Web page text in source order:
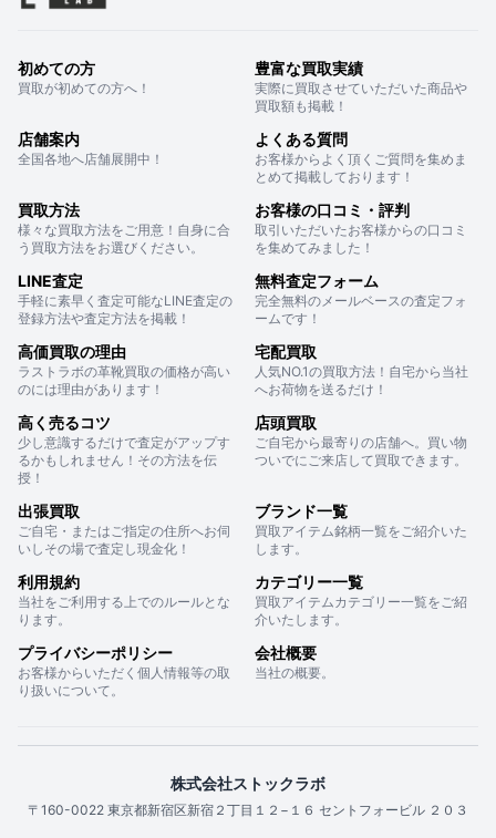
初めての方
買取が初めての方へ！
豊富な買取実績
実際に買取させていただいた商品や
買取額も掲載！
店舗案内
全国各地へ店舗展開中！
よくある質問
お客様からよく頂くご質問を集めま
とめて掲載しております！
買取方法
様々な買取方法をご用意！自身に合
う買取方法をお選びください。
お客様の口コミ・評判
取引いただいたお客様からの口コミ
を集めてみました！
LINE査定
手軽に素早く査定可能なLINE査定の
登録方法や査定方法を掲載！
無料査定フォーム
完全無料のメールベースの査定フォ
ームです！
高価買取の理由
ラストラボの革靴買取の価格が高い
のには理由があります！
宅配買取
人気NO.1の買取方法！自宅から当社
へお荷物を送るだけ！
高く売るコツ
少し意識するだけで査定がアップす
るかもしれません！その方法を伝
授！
店頭買取
ご自宅から最寄りの店舗へ。買い物
ついでにご来店して買取できます。
出張買取
ご自宅・またはご指定の住所へお伺
いしその場で査定し現金化！
ブランド一覧
買取アイテム銘柄一覧をご紹介いた
します。
利用規約
当社をご利用する上でのルールとな
ります。
カテゴリー一覧
買取アイテムカテゴリー一覧をご紹
介いたします。
プライバシーポリシー
お客様からいただく個人情報等の取
り扱いについて。
会社概要
当社の概要。
株式会社ストックラボ
〒160-0022 東京都新宿区新宿２丁目１２−１６ セントフォービル ２０３